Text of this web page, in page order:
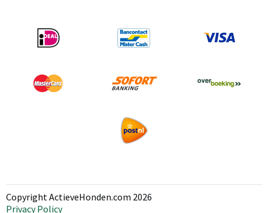
Copyright ActieveHonden.com 2026
Privacy Policy